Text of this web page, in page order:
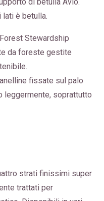
di betulla Avio.
è betulla.
Stewardship
da foreste gestite
fissate sul palo
leggermente, soprattutto
strati finissimi super
trattati per